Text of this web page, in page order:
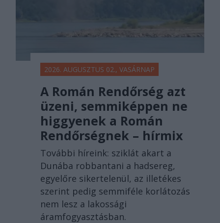
2026. AUGUSZTUS 02., VASÁRNAP
A Román Rendőrség azt
üzeni, semmiképpen ne
higgyenek a Román
Rendőrségnek – hírmix
További híreink: sziklát akart a
Dunába robbantani a hadsereg,
egyelőre sikertelenül, az illetékes
szerint pedig semmiféle korlátozás
nem lesz a lakossági
áramfogyasztásban.